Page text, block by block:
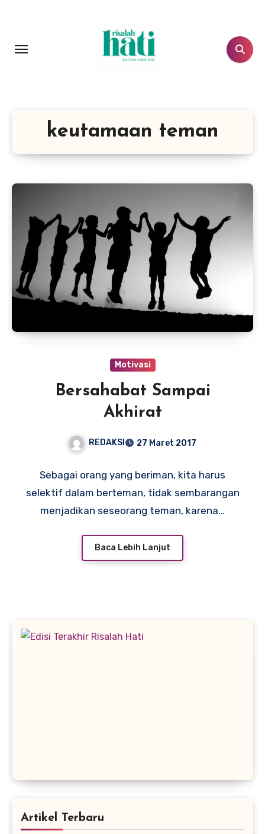
keutamaan teman
Motivasi
Bersahabat Sampai
Akhirat
REDAKSI 27 Maret 2017
Sebagai orang yang beriman, kita harus
selektif dalam berteman, tidak sembarangan
menjadikan seseorang teman, karena…
Baca Lebih Lanjut
Artikel Terbaru